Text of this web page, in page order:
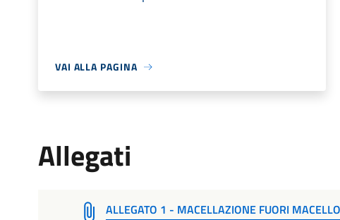
VAI ALLA PAGINA
Allegati
ALLEGATO 1 - MACELLAZIONE FUORI MACELLO